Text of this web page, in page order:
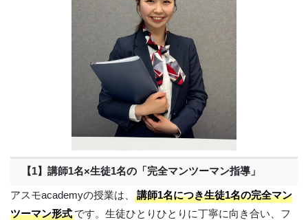
【1】講師1名×生徒1名の「完全マンツーマン指導」
アスモacademyの授業は、
講師1名につき生徒1名の完全マン
ツーマン形式 です。生徒ひとりひとりに丁寧に向き合い、フ